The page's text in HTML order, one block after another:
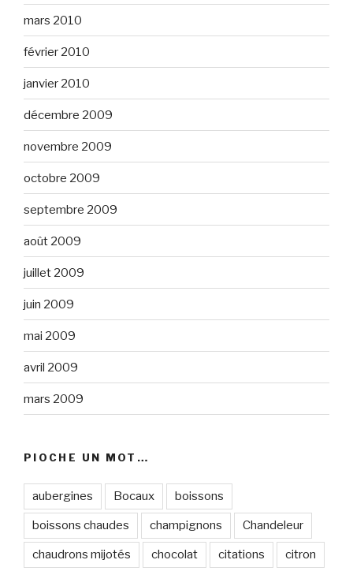
mars 2010
février 2010
janvier 2010
décembre 2009
novembre 2009
octobre 2009
septembre 2009
août 2009
juillet 2009
juin 2009
mai 2009
avril 2009
mars 2009
PIOCHE UN MOT…
aubergines Bocaux boissons
boissons chaudes champignons Chandeleur
chaudrons mijotés chocolat citations citron